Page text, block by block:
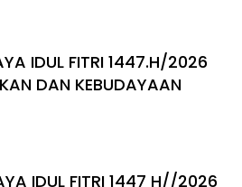
IDUL FITRI 1447.H/2026
DAN KEBUDAYAAN
IDUL FITRI 1447 H//2026